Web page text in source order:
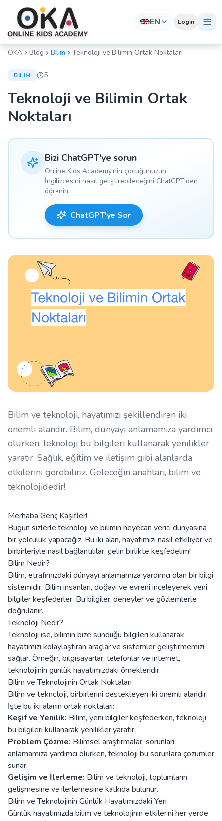
EN Login
OKA Blog Bilim Teknoloji ve Bilimin Ortak Noktaları
BILIM 5
Teknoloji ve Bilimin Ortak
Noktaları
Bizi ChatGPT'ye sorun
Online Kids Academy'nin çocuğunuzun
İngilizcesini nasıl geliştirebileceğini ChatGPT'den
öğrenin.
ChatGPT'ye Sor
Bilim ve teknoloji, hayatımızı şekillendiren iki
önemli alandır. Bilim, dünyayı anlamamıza yardımcı
olurken, teknoloji bu bilgileri kullanarak yenilikler
yaratır. Sağlık, eğitim ve iletişim gibi alanlarda
etkilerini görebiliriz. Geleceğin anahtarı, bilim ve
teknolojidedir!
Merhaba Genç Kaşifler!
Bugün sizlerle teknoloji ve bilimin heyecan verici dünyasına
bir yolculuk yapacağız. Bu iki alan, hayatımızı nasıl etkiliyor ve
birbirleriyle nasıl bağlantılılar, gelin birlikte keşfedelim!
Bilim Nedir?
Bilim, etrafımızdaki dünyayı anlamamıza yardımcı olan bir bilgi
sistemidir. Bilim insanları, doğayı ve evreni inceleyerek yeni
bilgiler keşfederler. Bu bilgiler, deneyler ve gözlemlerle
doğrulanır.
Teknoloji Nedir?
Teknoloji ise, bilimin bize sunduğu bilgileri kullanarak
hayatımızı kolaylaştıran araçlar ve sistemler geliştirmemizi
sağlar. Örneğin, bilgisayarlar, telefonlar ve internet,
teknolojinin günlük hayatımızdaki örnekleridir.
Bilim ve Teknolojinin Ortak Noktaları
Bilim ve teknoloji, birbirlerini destekleyen iki önemli alandır.
İşte bu iki alanın ortak noktaları:
Keşif ve Yenilik: Bilim, yeni bilgiler keşfederken, teknoloji
bu bilgileri kullanarak yenilikler yaratır.
Problem Çözme: Bilimsel araştırmalar, sorunları
anlamamıza yardımcı olurken, teknoloji bu sorunlara çözümler
sunar.
Gelişim ve İlerleme: Bilim ve teknoloji, toplumların
gelişmesine ve ilerlemesine katkıda bulunur.
Bilim ve Teknolojinin Günlük Hayatımızdaki Yeri
Günlük hayatımızda bilim ve teknolojinin etkilerini her yerde